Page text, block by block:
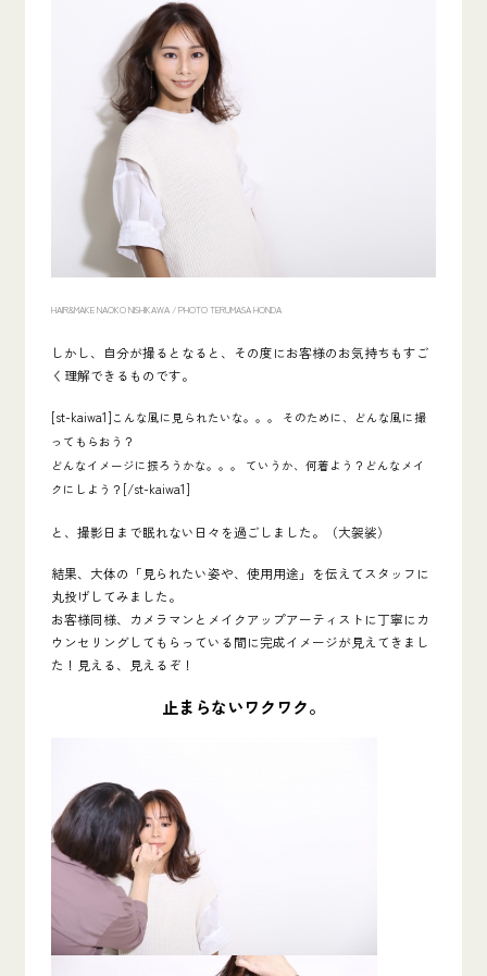
HAIR&MAKE NAOKO NISHIKAWA /PHOTO TERUMASA HONDA
しかし、自分が撮るとなると、その度にお客様のお気持ちもすご
く理解できるものです。
[st-kaiwa1] こんな風に見られたいな。。。 そのために、どんな風に撮
ってもらおう？
どんなイメージに振ろうかな。。。 ていうか、何着よう？どんなメイ
クにしよう？ [/st-kaiwa1]
と、撮影日まで眠れない日々を過ごしました。（大袈裟）
結果、大体の「見られたい姿や、使用用途」を伝えてスタッフに
丸投げしてみました。
お客様同様、カメラマンとメイクアップアーティストに丁寧にカ
ウンセリングしてもらっている間に完成イメージが見えてきまし
た！見える、見えるぞ！
止まらないワクワク。